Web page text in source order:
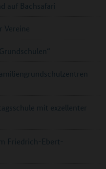
auf Bachsafari
Vereine
mit exzellenter
Friedrich-Ebert-